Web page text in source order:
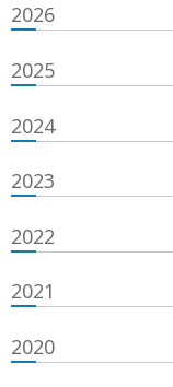
2026
2025
2024
2023
2022
2021
2020